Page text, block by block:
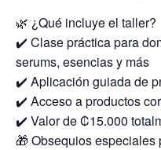
🌿 ¿Qué incluye el taller?
✔️ Clase práctica para
serums, esencias y más
✔️ Aplicación guiada de
✔️ Acceso a productos
✔️ Valor de ₡15.000
🎁 Obsequios